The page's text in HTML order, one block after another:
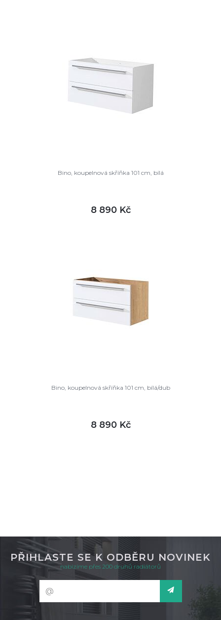
Bino, koupelnová skříňka 101 cm, bílá
8 890 Kč
Bino, koupelnová skříňka 101 cm, bílá/dub
8 890 Kč
PŘIHLASTE SE K ODBĚRU NOVINEK
nabízíme přes 200 druhů radiátorů